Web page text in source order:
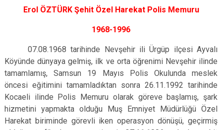
Erol ÖZTÜRK Şehit Özel Harekat Polis Memuru
1968-1996
07.08.1968 tarihinde Nevşehir ili Ürgüp ilçesi Ayvalı
Köyünde dünyaya gelmiş, ilk ve orta öğrenimi Nevşehir ilinde
tamamlamış, Samsun 19 Mayıs Polis Okulunda meslek
öncesi eğitimini tamamladıktan sonra 26.11.1992 tarihinde
Kocaeli ilinde Polis Memuru olarak göreve başlamış, şark
hizmetini yapmakta olduğu Muş Emniyet Müdürlüğü Özel
Harekat biriminde görevli iken operasyon dönüşü, geçirmiş